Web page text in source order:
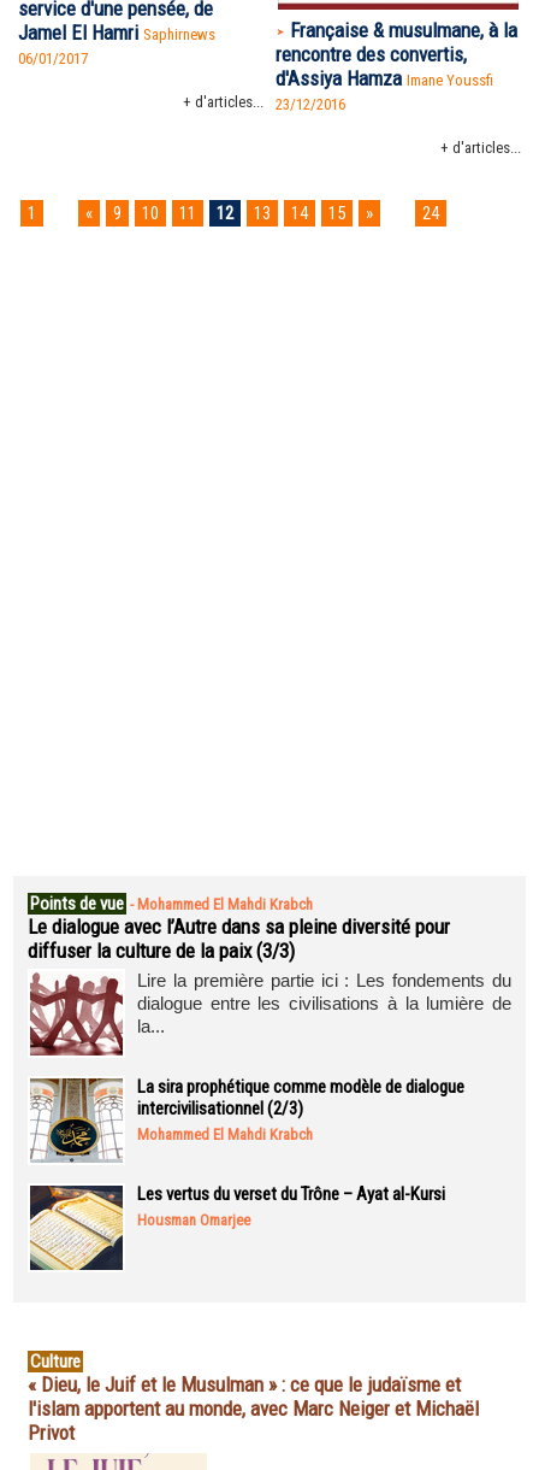
service d'une pensée, de
Jamel El Hamri Saphirnews
06/01/2017
+ d'articles...
Française & musulmane, à la
rencontre des convertis,
d'Assiya Hamza Imane Youssfi
23/12/2016
+ d'articles...
1 « 9 10 11 12 13 14 15 » 24
Points de vue - Mohammed El Mahdi Krabch
Le dialogue avec l’Autre dans sa pleine diversité pour
diffuser la culture de la paix (3/3)
Lire la première partie ici : Les fondements du
dialogue entre les civilisations à la lumière de
la...
La sira prophétique comme modèle de dialogue
intercivilisationnel (2/3)
Mohammed El Mahdi Krabch
Les vertus du verset du Trône – Ayat al-Kursi
Housman Omarjee
Culture
« Dieu, le Juif et le Musulman » : ce que le judaïsme et
l'islam apportent au monde, avec Marc Neiger et Michaël
Privot